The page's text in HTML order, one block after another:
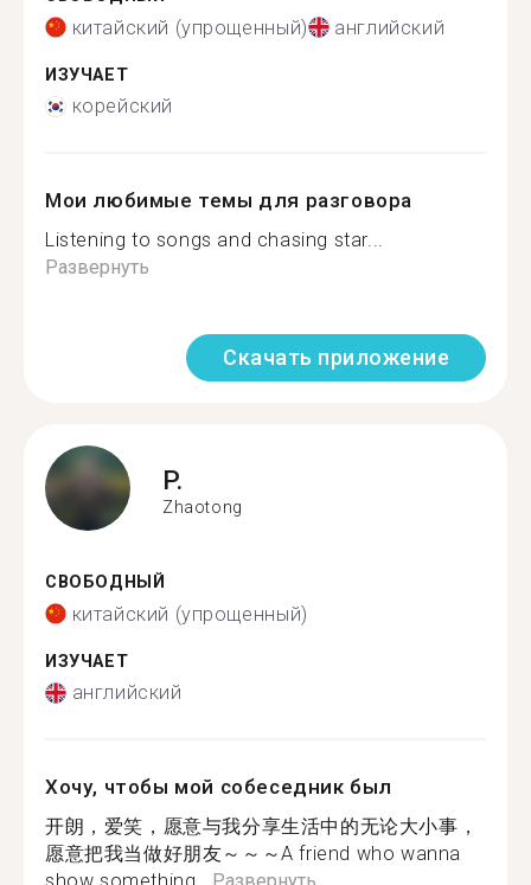
китайский (упрощенный) английский
ИЗУЧАЕТ
корейский
Мои любимые темы для разговора
Listening to songs and chasing star...
Развернуть
Скачать приложение
P.
Zhaotong
СВОБОДНЫЙ
китайский (упрощенный)
ИЗУЧАЕТ
английский
Хочу, чтобы мой собеседник был
开朗，爱笑，愿意与我分享生活中的无论大小事，
愿意把我当做好朋友～～～A friend who wanna